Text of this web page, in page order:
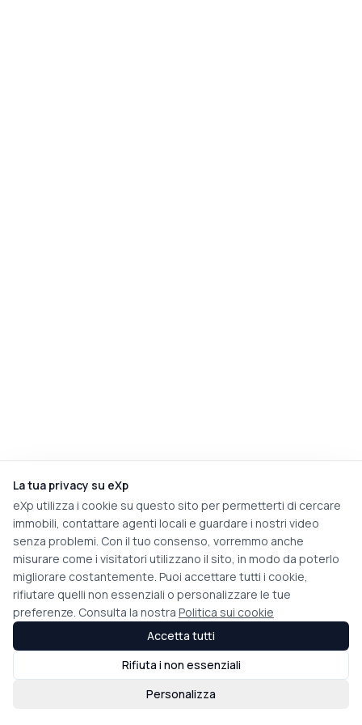
La tua privacy su eXp
eXp utilizza i cookie su questo sito per permetterti di cercare
immobili, contattare agenti locali e guardare i nostri video
senza problemi. Con il tuo consenso, vorremmo anche
misurare come i visitatori utilizzano il sito, in modo da poterlo
migliorare costantemente. Puoi accettare tutti i cookie,
rifiutare quelli non essenziali o personalizzare le tue
preferenze. Consulta la nostra Politica sui cookie
Personalizza
Rifiuta i non essenziali
Accetta tutti